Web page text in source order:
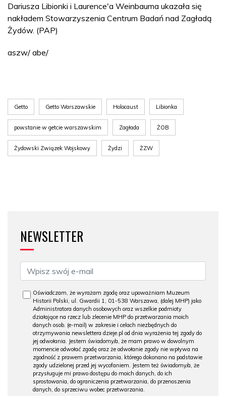
Dariusza Libionki i Laurence'a Weinbauma ukazała się
nakładem Stowarzyszenia Centrum Badań nad Zagładą
Żydów. (PAP)
aszw/ abe/
Getto Getto Warszawskie Holocaust Libionka
powstanie w getcie warszawskim Zagłada ŻOB
Żydowski Związek Wojskowy Żydzi ŻZW
NEWSLETTER
Oświadczam, że wyrażam zgodę oraz upoważniam Muzeum
Historii Polski, ul. Gwardii 1, 01-538 Warszawa, (dalej MHP) jako
Administratora danych osobowych oraz wszelkie podmioty
działające na rzecz lub zlecenie MHP do przetwarzania moich
danych osob. (e-mail) w zakresie i celach niezbędnych do
otrzymywania newslettera dzieje.pl od dnia wyrażenia tej zgody do
jej odwołania. Jestem świadomy/a, że mam prawo w dowolnym
momencie odwołać zgodę oraz że odwołanie zgody nie wpływa na
zgodność z prawem przetwarzania, którego dokonano na podstawie
zgody udzielonej przed jej wycofaniem. Jestem też świadomy/a, że
przysługuje mi prawo dostępu do moich danych, do ich
sprostowania, do ograniczenia przetwarzania, do przenoszenia
danych, do sprzeciwu wobec przetwarzania.